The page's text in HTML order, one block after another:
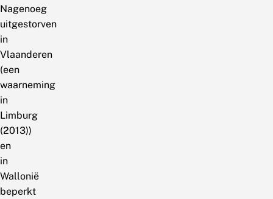
Nagenoeg
uitgestorven
in
Vlaanderen
(een
waarneming
in
Limburg
(2013))
en
in
Wallonië
beperkt